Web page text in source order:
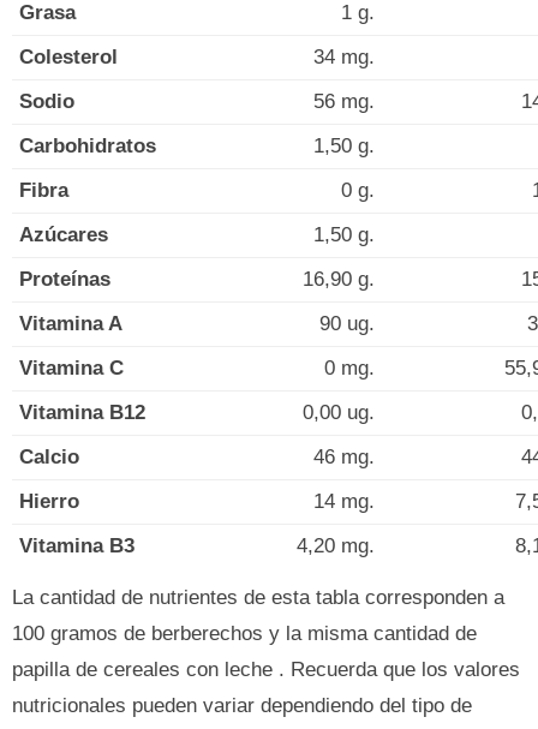
Grasa
1 g.
Colesterol
34 mg.
Sodio
56 mg.
Carbohidratos
1,50 g.
Fibra
0 g.
Azúcares
1,50 g.
Proteínas
16,90 g.
Vitamina A
90 ug.
Vitamina C
0 mg.
Vitamina B12
0,00 ug.
Calcio
46 mg.
Hierro
14 mg.
Vitamina B3
4,20 mg.
La cantidad de nutrientes de esta tabla corresponden a
100 gramos de berberechos y la misma cantidad de
papilla de cereales con leche . Recuerda que los valores
nutricionales pueden variar dependiendo del tipo de